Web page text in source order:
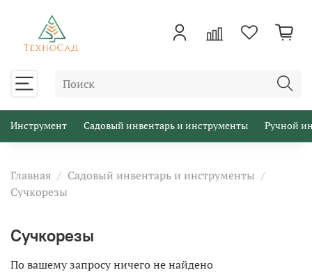
Инструмент Садовый инвентарь и инструменты Ручной
Главная
Садовый инвентарь и инструменты
Сучкорезы
Сучкорезы
По вашему запросу ничего не найдено